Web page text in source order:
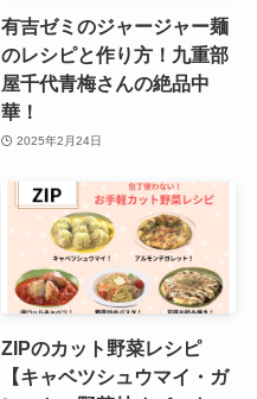
有吉ゼミのジャージャー麺
のレシピと作り方！九重部
屋千代青梅さんの絶品中
華！
2025年2月24日
ZIPのカット野菜レシピ
【キャベツシュウマイ・ガ